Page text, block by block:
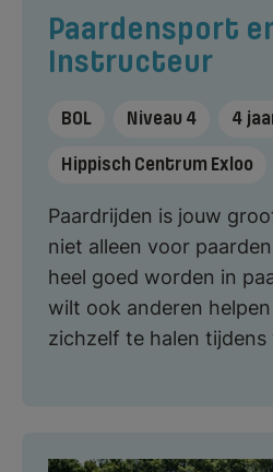
Paardensport
Instructeur
BOL Niveau 4 4
Hippisch Centrum Exloo
Paardrijden is jouw
niet alleen voor
heel goed worden in
wilt ook anderen
zichzelf te halen tijdens